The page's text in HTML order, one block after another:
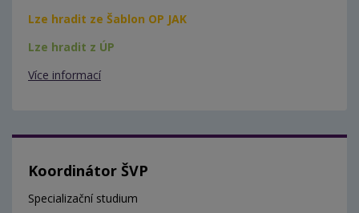
Lze hradit ze Šablon OP JAK
Lze hradit z ÚP
Více informací
Koordinátor ŠVP
Specializační studium